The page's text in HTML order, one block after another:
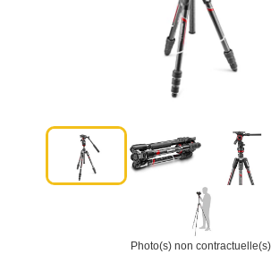
Photo(s) non contractuelle(s)